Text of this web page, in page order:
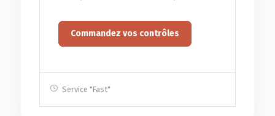
Commandez vos contrôles
Service "Fast"